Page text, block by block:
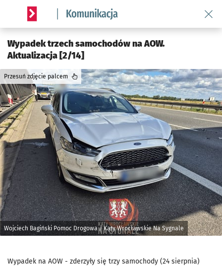
Serwis informacyjny wroclaw.pl podserwis: Komunikacja
Wypadek trzech samochodów na AOW.
Aktualizacja [2/14]
Wojciech Bagiński Pomoc Drogowa / Kąty Wrocławskie Na Sygnale
Przesuń zdjęcie palcem
Wypadek na AOW - zderzyły się trzy samochody (24 sierpnia)